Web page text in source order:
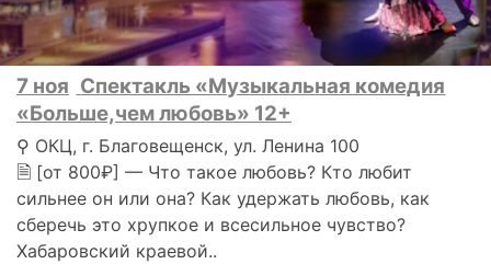
7 ноя Спектакль «Музыкальная комедия
«Больше,чем любовь» 12+
⚲ ОКЦ, г. Благовещенск, ул. Ленина 100
🗎 [от 800₽] — Что такое любовь? Кто любит
сильнее он или она? Как удержать любовь, как
сберечь это хрупкое и всесильное чувство?
Хабаровский краевой..